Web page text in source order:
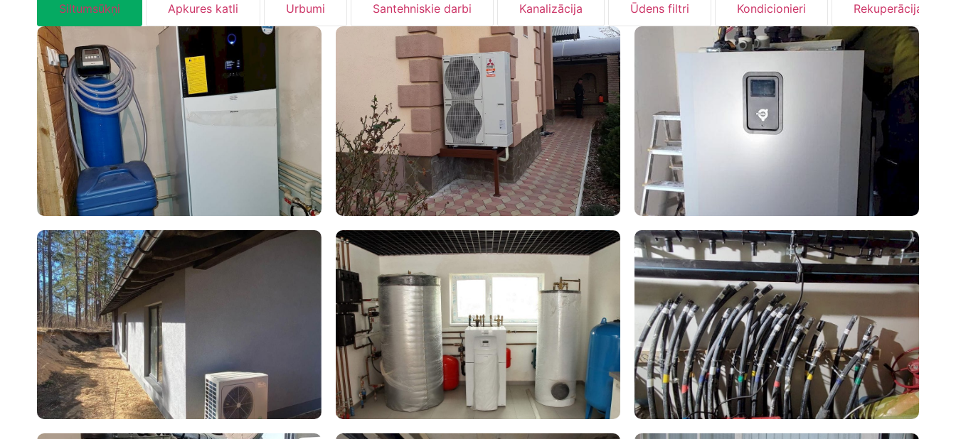
Siltumsūkņi Apkures katli Urbumi Santehniskie darbi Kanalizācija Ūdens filtri Kondicionieri Rekuperācija